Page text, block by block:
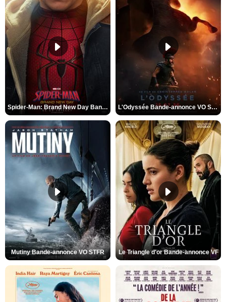
Spider-Man: Brand New Day Bande-annonce VO STFR L'Odyssée Bande-annonce VO STFR
Mutiny Bande-annonce VO STFR Le Triangle d'or Bande-annonce VF